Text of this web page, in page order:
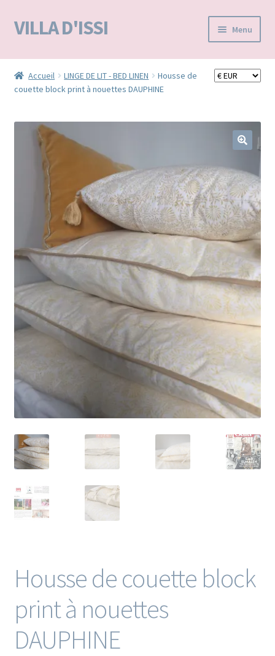
Aller
à
navigation
Aller
au
VILLA D'ISSI Menu
Accueil
BOUTIQUE E-SHOP
VILLA D’ISSI DANS LA PRESSE
MA LISTE D'ENVIES / WISHLIST –
Accueil LINGE DE LIT - BED LINEN
Housse de
couette block print à nouettes DAUPHINE
Housse de couette block
print à nouettes
DAUPHINE